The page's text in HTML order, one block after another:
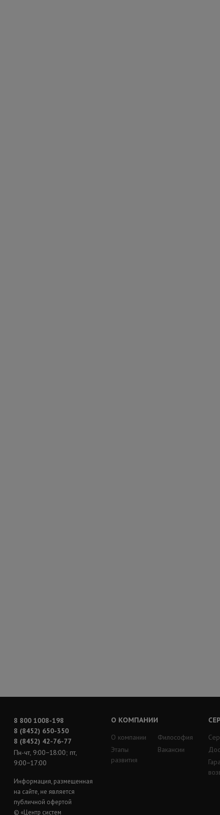
8 800 1008-198
8 (8452) 650-350
8 (8452) 42-76-77
Пн-чт, 9:00−18:00; пт,
9:00−17:00
Информация, размещенная
на сайте, не является
публичной офертой
© «Центр систем
О КОМПАНИИ
О компании
Этапы
развития
Философия
Вакансии